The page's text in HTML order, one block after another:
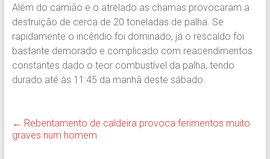
Além do camião e o atrelado as chamas provocaram a
destruição de cerca de 20 toneladas de palha. Se
rapidamente o incêndio foi dominado, já o rescaldo foi
bastante demorado e complicado com reacendimentos
constantes dado o teor combustível da palha, tendo
durado até às 11:45 da manhã deste sábado.
← Rebentamento de caldeira provoca ferimentos muito
graves num homem